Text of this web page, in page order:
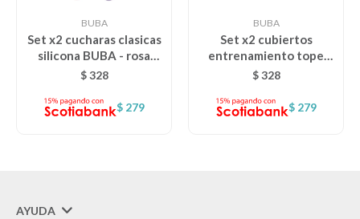
BUBA
Set x2 cucharas clasicas
silicona BUBA - rosa
violeta
$ 328
$ 279
BUBA
Set x2 cubiertos
entrenamiento tope
BUBA - celeste
$ 328
$ 279
AYUDA